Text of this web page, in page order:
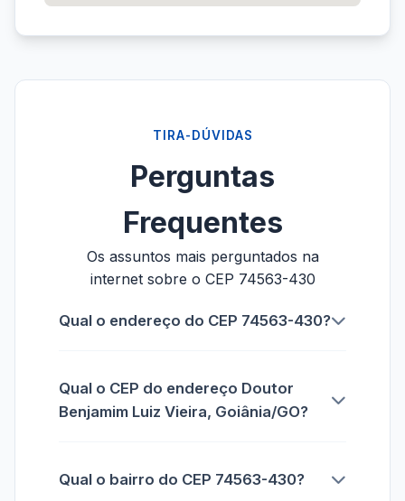
TIRA-DÚVIDAS
Perguntas
Frequentes
Os assuntos mais perguntados na
internet sobre o CEP 74563-430
Qual o endereço do CEP 74563-430?
Qual o CEP do endereço Doutor
Benjamim Luiz Vieira, Goiânia/GO?
Qual o bairro do CEP 74563-430?